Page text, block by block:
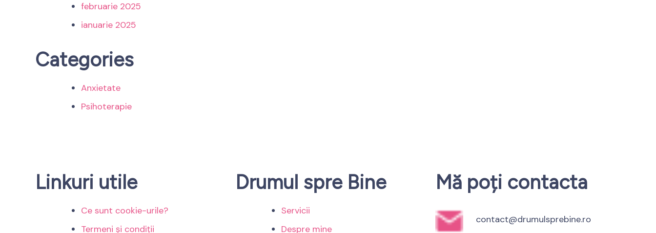
februarie 2025
ianuarie 2025
Categories
Anxietate
Psihoterapie
Linkuri utile
Ce sunt cookie-urile?
Termeni și condiții
Drumul spre Bine
Servicii
Despre mine
Mă poți contacta
contact@drumulsprebine.ro